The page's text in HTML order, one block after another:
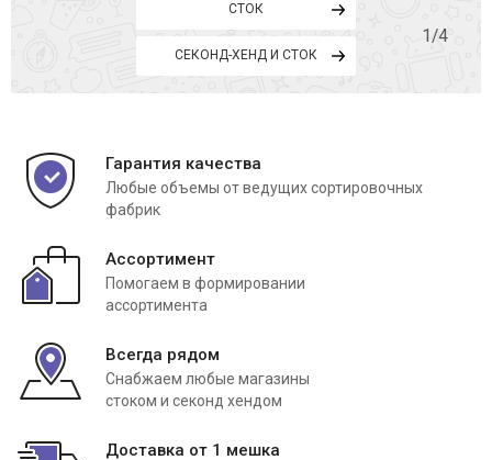
1/4
СТОК
СЕКОНД-ХЕНД И СТОК
Гарантия качества
Любые объемы от ведущих сортировочных
фабрик
Ассортимент
Помогаем в формировании
ассортимента
Всегда рядом
Снабжаем любые магазины
стоком и секонд хендом
Доставка от 1 мешка